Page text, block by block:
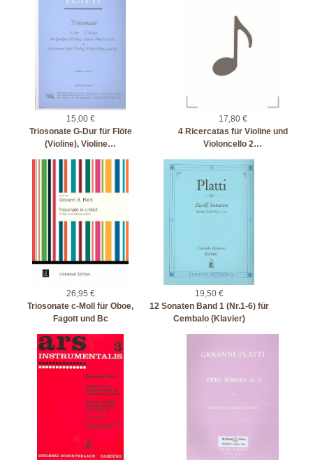
15,00 €
Triosonate G-Dur für Flöte
(Violine), Violine…
17,80 €
4 Ricercatas für Violine und
Violoncello 2…
26,95 €
Triosonate c-Moll für Oboe,
Fagott und Bc
19,50 €
12 Sonaten Band 1 (Nr.1-6) für
Cembalo (Klavier)